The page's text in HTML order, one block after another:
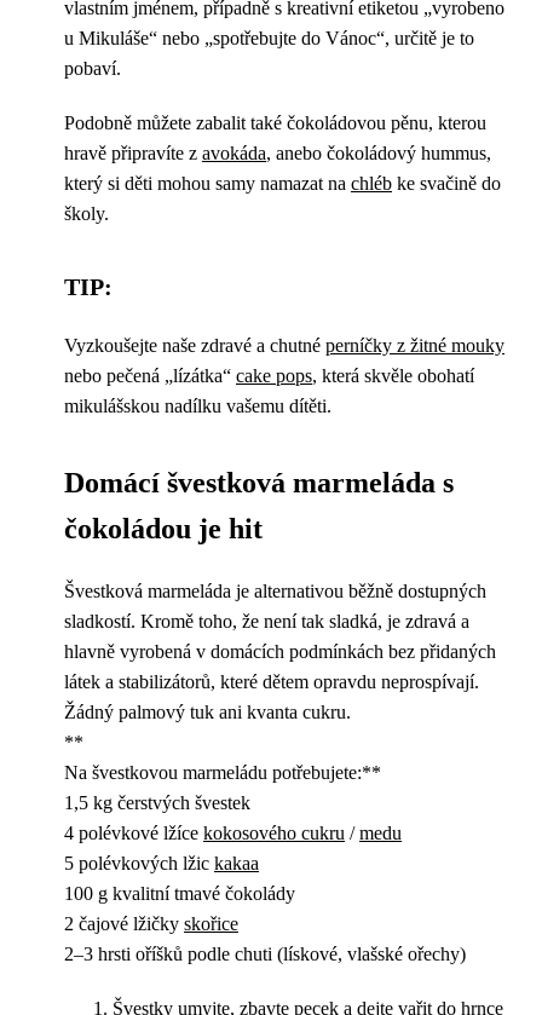
vlastním jménem, případně s kreativní etiketou „vyrobeno
u Mikuláše“ nebo „spotřebujte do Vánoc“, určitě je to
pobaví.
Podobně můžete zabalit také čokoládovou pěnu, kterou
hravě připravíte z avokáda, anebo čokoládový hummus,
který si děti mohou samy namazat na chléb ke svačině do
školy.
TIP:
Vyzkoušejte naše zdravé a chutné perníčky z žitné mouky
nebo pečená „lízátka“ cake pops, která skvěle obohatí
mikulášskou nadílku vašemu dítěti.
Domácí švestková marmeláda s
čokoládou je hit
Švestková marmeláda je alternativou běžně dostupných
sladkostí. Kromě toho, že není tak sladká, je zdravá a
hlavně vyrobená v domácích podmínkách bez přidaných
látek a stabilizátorů, které dětem opravdu neprospívají.
Žádný palmový tuk ani kvanta cukru.
**
Na švestkovou marmeládu potřebujete:**
1,5 kg čerstvých švestek
4 polévkové lžíce kokosového cukru /medu
5 polévkových lžic kakaa
100 g kvalitní tmavé čokolády
2 čajové lžičky skořice
2–3 hrsti oříšků podle chuti (lískové, vlašské ořechy)
Švestky umyjte, zbavte pecek a dejte vařit do hrnce